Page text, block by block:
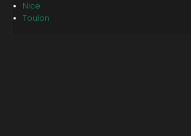
Nice
Toulon